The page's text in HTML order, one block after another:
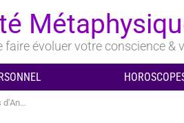
évoluer votre conscience &